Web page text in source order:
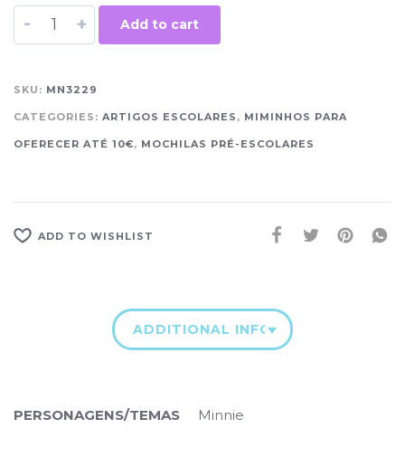
- + Add to cart
SKU: MN3229
CATEGORIES: ARTIGOS ESCOLARES , MIMINHOS PARA
OFERECER ATÉ 10€, MOCHILAS PRÉ-ESCOLARES
ADD TO WISHLIST
ADDITIONAL INFORMATION
PERSONAGENS/TEMAS Minnie